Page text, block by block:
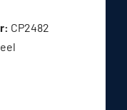
CP2482